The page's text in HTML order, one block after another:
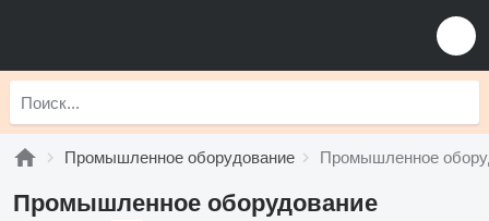
Промышленное оборудование Промышленное
Промышленное оборудование